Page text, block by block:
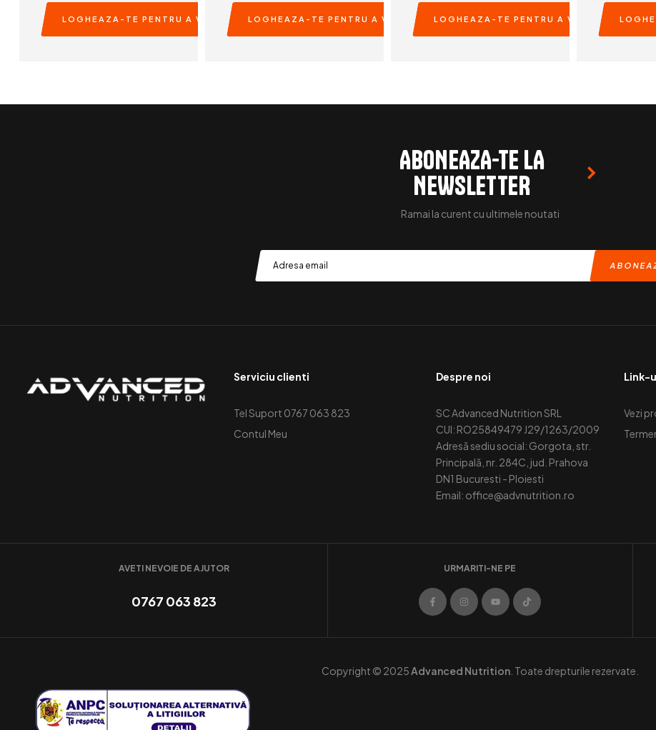
LOGHEAZA-TE PENTRU A VEDEA PRETURILELOGHEAZA-TE PENTRU A VEDEA PRETURILELOGHEAZA-TE PENTRU A VEDEA
ABONEAZA-TE LA
NEWSLETTER
Ramai la curent cu ultimele noutati
Serviciu clienti
Tel Suport 0767 063 823
Contul Meu
Despre noi
SC Advanced Nutrition SRL
CUI: RO25849479 J29/1263/2009
Adresă sediu social: Gorgota, str.
Principală, nr. 284C, jud. Prahova
DN1 Bucuresti - Ploiesti
Email: office@advnutrition.ro
Link-
Vezi
AVETI NEVOIE DE AJUTOR
0767 063 823
URMARITI-NE PE
Copyright © 2025 Advanced Nutrition . Toate drepturile rezervate.